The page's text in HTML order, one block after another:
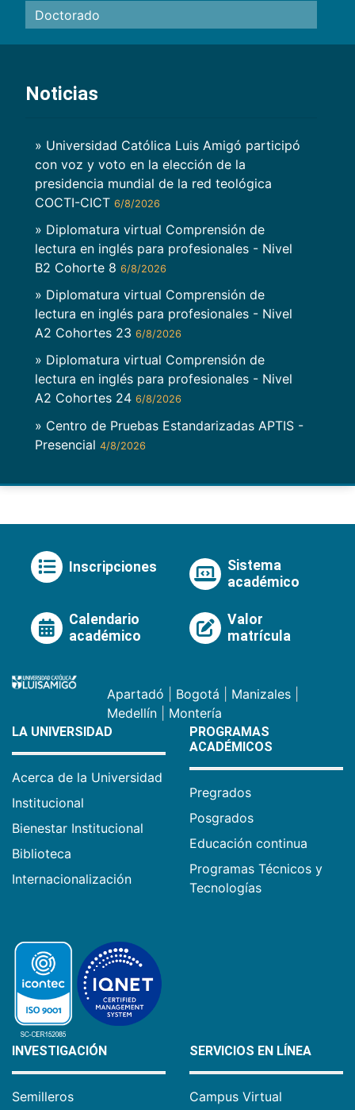
Doctorado
Noticias
» Universidad Católica Luis Amigó participó
con voz y voto en la elección de la
presidencia mundial de la red teológica
COCTI-CICT 6/8/2026
» Diplomatura virtual Comprensión de
lectura en inglés para profesionales - Nivel
B2 Cohorte 8 6/8/2026
» Diplomatura virtual Comprensión de
lectura en inglés para profesionales - Nivel
A2 Cohortes 23 6/8/2026
» Diplomatura virtual Comprensión de
lectura en inglés para profesionales - Nivel
A2 Cohortes 24 6/8/2026
» Centro de Pruebas Estandarizadas APTIS -
Presencial 4/8/2026
Inscripciones
Sistema
académico
Calendario
académico
Valor
matrícula
Apartadó Bogotá Manizales
Medellín
Montería
LA UNIVERSIDAD
Acerca de la Universidad
Institucional
Bienestar Institucional
Biblioteca
Internacionalización
PROGRAMAS
ACADÉMICOS
Pregrados
Posgrados
Educación continua
Programas Técnicos y
Tecnologías
INVESTIGACIÓN
Semilleros
SERVICIOS EN LÍNEA
Campus Virtual